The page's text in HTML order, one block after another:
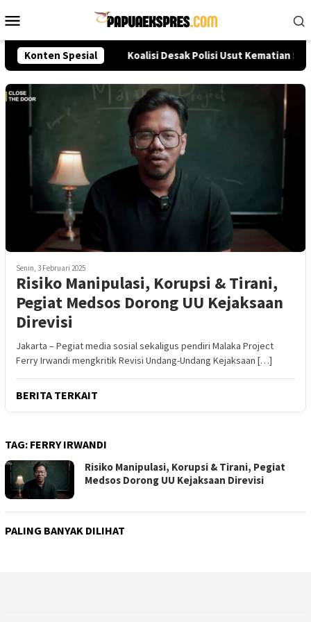
ke
Mobile
Konten Spesial
Akpol 2026 Koalisi Desak Polisi Usut Kematian
Senin, 3 Februari 2025
Risiko Manipulasi, Korupsi & Tirani,
Pegiat Medsos Dorong UU Kejaksaan
Direvisi
Jakarta – Pegiat media sosial sekaligus pendiri Malaka Project
Ferry Irwandi mengkritik Revisi Undang-Undang Kejaksaan […]
BERITA TERKAIT
TAG: FERRY IRWANDI
Risiko Manipulasi, Korupsi & Tirani, Pegiat
Medsos Dorong UU Kejaksaan Direvisi
PALING BANYAK DILIHAT